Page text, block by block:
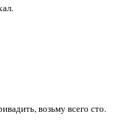
возьму всего сто.